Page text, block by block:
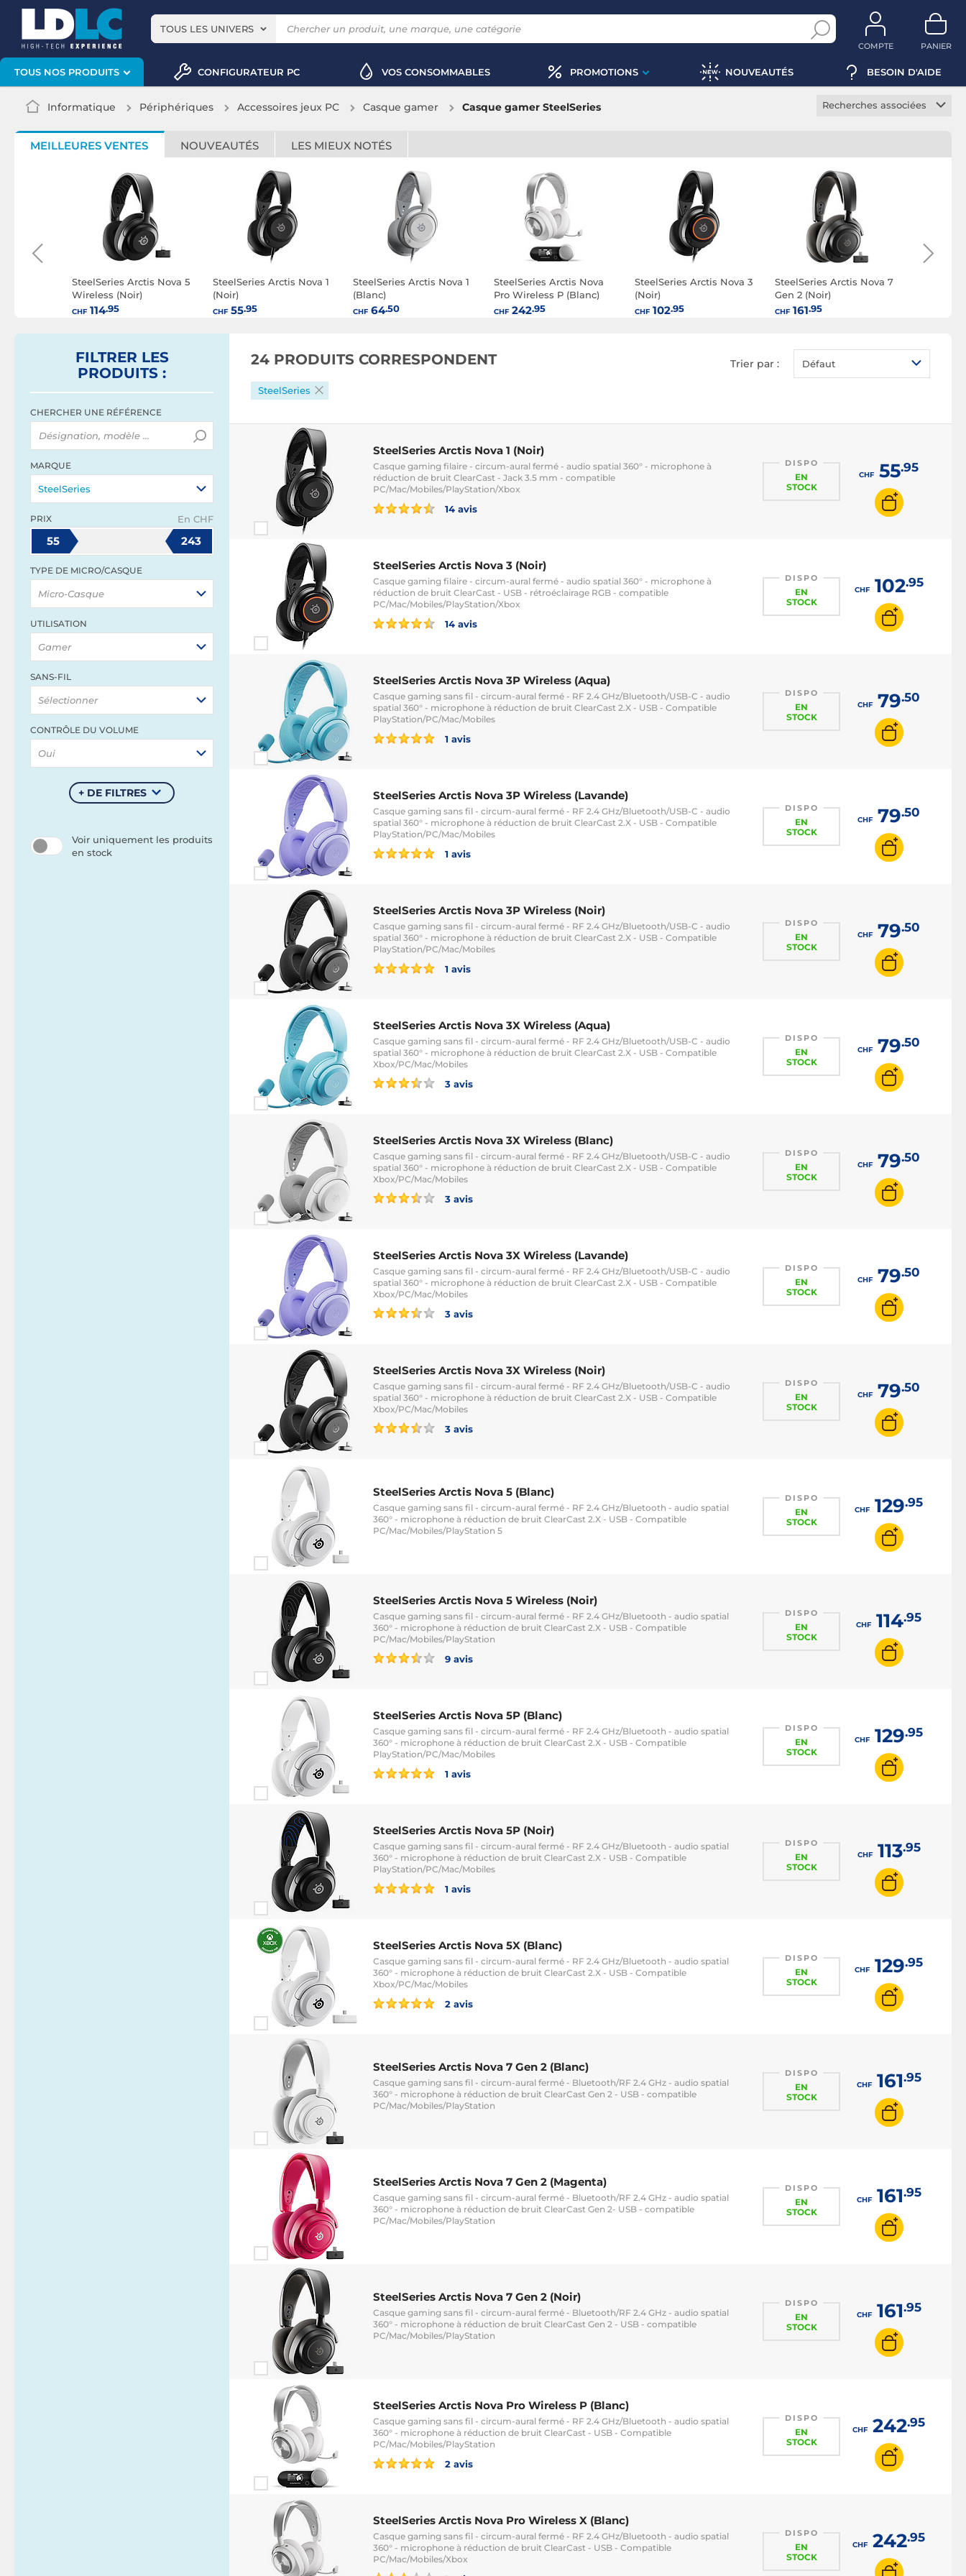
TOUS LES UNIVERS
COMPTE PANIER
TOUS NOS PRODUITS CONFIGURATEUR PC VOS CONSOMMABLES PROMOTIONS NOUVEAUTÉS BESOIN D'AIDE
Informatique Périphériques Accessoires jeux PC Casque gamer Casque gamer SteelSeries
Recherches associées
Casque gamer fermé
Casque gamer
circumaural
Casque gamer supra-
auriculaire
Casque gamer LED
Casque gamer micro
amovible
MEILLEURES VENTES NOUVEAUTÉS LES MIEUX NOTÉS
SteelSeries Arctis Nova 5
Wireless (Noir)
CHF114.95
SteelSeries Arctis Nova 1
(Noir)
CHF55.95
SteelSeries Arctis Nova 1
(Blanc)
CHF64.50
SteelSeries Arctis Nova
Pro Wireless P (Blanc)
CHF242.95
SteelSeries Arctis Nova 3
(Noir)
CHF102.95
SteelSeries Arctis Nova 7
Gen 2 (Noir)
CHF161.95
FILTRER LES
PRODUITS :
CHERCHER UNE RÉFÉRENCE
MARQUE
SteelSeries
PRIX En CHF
55 243
TYPE DE MICRO/CASQUE
Micro-Casque
UTILISATION
Gamer
SANS-FIL
Sélectionner
CONTRÔLE DU VOLUME
Oui
+ DE FILTRES
Voir uniquement les produits
en stock
24 PRODUITS CORRESPONDENT Trier par : Défaut
SteelSeries
SteelSeries Arctis Nova 1 (Noir)
Casque gaming filaire - circum-aural fermé - audio spatial 360° - microphone à
réduction de bruit ClearCast - Jack 3.5 mm - compatible
PC/Mac/Mobiles/PlayStation/Xbox
14 avis
DISPO
EN
STOCK
CHF55.95
SteelSeries Arctis Nova 3 (Noir)
Casque gaming filaire - circum-aural fermé - audio spatial 360° - microphone à
réduction de bruit ClearCast - USB - rétroéclairage RGB - compatible
PC/Mac/Mobiles/PlayStation/Xbox
14 avis
DISPO
EN
STOCK
CHF102.95
SteelSeries Arctis Nova 3P Wireless (Aqua)
Casque gaming sans fil - circum-aural fermé - RF 2.4 GHz/Bluetooth/USB-C - audio
spatial 360° - microphone à réduction de bruit ClearCast 2.X - USB - Compatible
PlayStation/PC/Mac/Mobiles
1 avis
DISPO
EN
STOCK
CHF79.50
SteelSeries Arctis Nova 3P Wireless (Lavande)
Casque gaming sans fil - circum-aural fermé - RF 2.4 GHz/Bluetooth/USB-C - audio
spatial 360° - microphone à réduction de bruit ClearCast 2.X - USB - Compatible
PlayStation/PC/Mac/Mobiles
1 avis
DISPO
EN
STOCK
CHF79.50
SteelSeries Arctis Nova 3P Wireless (Noir)
Casque gaming sans fil - circum-aural fermé - RF 2.4 GHz/Bluetooth/USB-C - audio
spatial 360° - microphone à réduction de bruit ClearCast 2.X - USB - Compatible
PlayStation/PC/Mac/Mobiles
1 avis
DISPO
EN
STOCK
CHF79.50
SteelSeries Arctis Nova 3X Wireless (Aqua)
Casque gaming sans fil - circum-aural fermé - RF 2.4 GHz/Bluetooth/USB-C - audio
spatial 360° - microphone à réduction de bruit ClearCast 2.X - USB - Compatible
Xbox/PC/Mac/Mobiles
3 avis
DISPO
EN
STOCK
CHF79.50
SteelSeries Arctis Nova 3X Wireless (Blanc)
Casque gaming sans fil - circum-aural fermé - RF 2.4 GHz/Bluetooth/USB-C - audio
spatial 360° - microphone à réduction de bruit ClearCast 2.X - USB - Compatible
Xbox/PC/Mac/Mobiles
3 avis
DISPO
EN
STOCK
CHF79.50
SteelSeries Arctis Nova 3X Wireless (Lavande)
Casque gaming sans fil - circum-aural fermé - RF 2.4 GHz/Bluetooth/USB-C - audio
spatial 360° - microphone à réduction de bruit ClearCast 2.X - USB - Compatible
Xbox/PC/Mac/Mobiles
3 avis
DISPO
EN
STOCK
CHF79.50
SteelSeries Arctis Nova 3X Wireless (Noir)
Casque gaming sans fil - circum-aural fermé - RF 2.4 GHz/Bluetooth/USB-C - audio
spatial 360° - microphone à réduction de bruit ClearCast 2.X - USB - Compatible
Xbox/PC/Mac/Mobiles
3 avis
DISPO
EN
STOCK
CHF79.50
SteelSeries Arctis Nova 5 (Blanc)
Casque gaming sans fil - circum-aural fermé - RF 2.4 GHz/Bluetooth - audio spatial
360° - microphone à réduction de bruit ClearCast 2.X - USB - Compatible
PC/Mac/Mobiles/PlayStation 5
DISPO
EN
STOCK
CHF129.95
SteelSeries Arctis Nova 5 Wireless (Noir)
Casque gaming sans fil - circum-aural fermé - RF 2.4 GHz/Bluetooth - audio spatial
360° - microphone à réduction de bruit ClearCast 2.X - USB - Compatible
PC/Mac/Mobiles/PlayStation
9 avis
DISPO
EN
STOCK
CHF114.95
SteelSeries Arctis Nova 5P (Blanc)
Casque gaming sans fil - circum-aural fermé - RF 2.4 GHz/Bluetooth - audio spatial
360° - microphone à réduction de bruit ClearCast 2.X - USB - Compatible
PlayStation/PC/Mac/Mobiles
1 avis
DISPO
EN
STOCK
CHF129.95
SteelSeries Arctis Nova 5P (Noir)
Casque gaming sans fil - circum-aural fermé - RF 2.4 GHz/Bluetooth - audio spatial
360° - microphone à réduction de bruit ClearCast 2.X - USB - Compatible
PlayStation/PC/Mac/Mobiles
1 avis
DISPO
EN
STOCK
CHF113.95
SteelSeries Arctis Nova 5X (Blanc)
Casque gaming sans fil - circum-aural fermé - RF 2.4 GHz/Bluetooth - audio spatial
360° - microphone à réduction de bruit ClearCast 2.X - USB - Compatible
Xbox/PC/Mac/Mobiles
2 avis
DISPO
EN
STOCK
CHF129.95
SteelSeries Arctis Nova 7 Gen 2 (Blanc)
Casque gaming sans fil - circum-aural fermé - Bluetooth/RF 2.4 GHz - audio spatial
360° - microphone à réduction de bruit ClearCast Gen 2 - USB - compatible
PC/Mac/Mobiles/PlayStation
DISPO
EN
STOCK
CHF161.95
SteelSeries Arctis Nova 7 Gen 2 (Magenta)
Casque gaming sans fil - circum-aural fermé - Bluetooth/RF 2.4 GHz - audio spatial
360° - microphone à réduction de bruit ClearCast Gen 2- USB - compatible
PC/Mac/Mobiles/PlayStation
DISPO
EN
STOCK
CHF161.95
SteelSeries Arctis Nova 7 Gen 2 (Noir)
Casque gaming sans fil - circum-aural fermé - Bluetooth/RF 2.4 GHz - audio spatial
360° - microphone à réduction de bruit ClearCast Gen 2 - USB - compatible
PC/Mac/Mobiles/PlayStation
DISPO
EN
STOCK
CHF161.95
SteelSeries Arctis Nova Pro Wireless P (Blanc)
Casque gaming sans fil - circum-aural fermé - RF 2.4 GHz/Bluetooth - audio spatial
360° - microphone à réduction de bruit ClearCast - USB - Compatible
PC/Mac/Mobiles/PlayStation
2 avis
DISPO
EN
STOCK
CHF242.95
SteelSeries Arctis Nova Pro Wireless X (Blanc)
Casque gaming sans fil - circum-aural fermé - RF 2.4 GHz/Bluetooth - audio spatial
360° - microphone à réduction de bruit ClearCast - USB - Compatible
PC/Mac/Mobiles/Xbox
DISPO
EN
STOCK
CHF242.95